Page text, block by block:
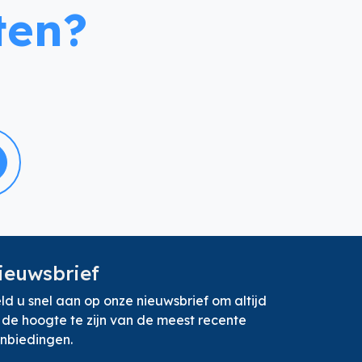
u snel aan op onze nieuwsbrief om altijd
hoogte te zijn van de meest recente